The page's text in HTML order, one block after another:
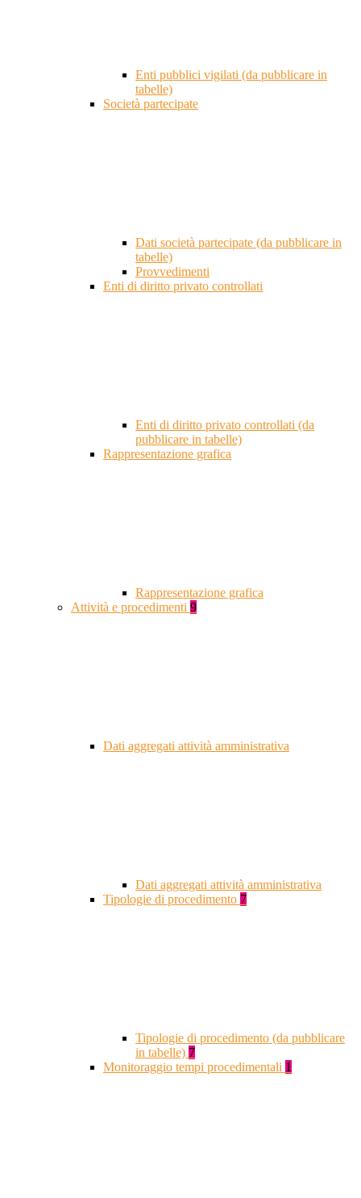
Enti pubblici vigilati (da pubblicare in
tabelle)
Società partecipate
Dati società partecipate (da pubblicare in
tabelle)
Provvedimenti
Enti di diritto privato controllati
Enti di diritto privato controllati (da
pubblicare in tabelle)
Rappresentazione grafica
Rappresentazione grafica
Attività e procedimenti 9
Dati aggregati attività amministrativa
Dati aggregati attività amministrativa
Tipologie di procedimento 7
Tipologie di procedimento (da pubblicare
in tabelle) 7
Monitoraggio tempi procedimentali 1